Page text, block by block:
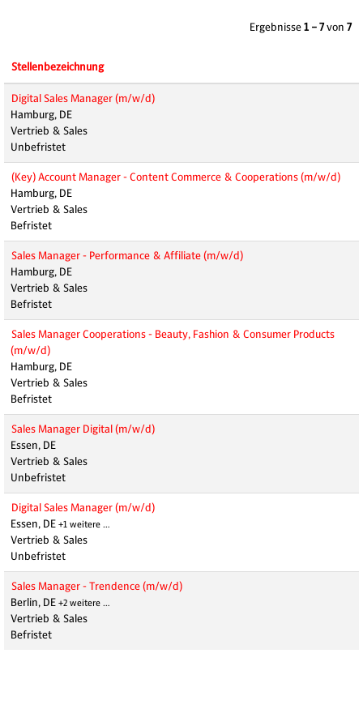
Ergebnisse1 – 7von 7
Stellenbezeichnung
Digital Sales Manager (m/w/d)
Hamburg, DE
Vertrieb & Sales
Unbefristet
(Key) Account Manager - Content Commerce & Cooperations (m/w/d)
Hamburg, DE
Vertrieb & Sales
Befristet
Sales Manager - Performance & Affiliate (m/w/d)
Hamburg, DE
Vertrieb & Sales
Befristet
Sales Manager Cooperations - Beauty, Fashion & Consumer Products
(m/w/d)
Hamburg, DE
Vertrieb & Sales
Befristet
Sales Manager Digital (m/w/d)
Essen, DE
Vertrieb & Sales
Unbefristet
Digital Sales Manager (m/w/d)
Essen, DE +1 weitere …
Vertrieb & Sales
Unbefristet
Sales Manager - Trendence (m/w/d)
Berlin, DE +2 weitere …
Vertrieb & Sales
Befristet